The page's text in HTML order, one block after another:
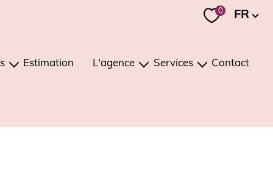
0 Langue
FR
Estimation L'agence Services Contact